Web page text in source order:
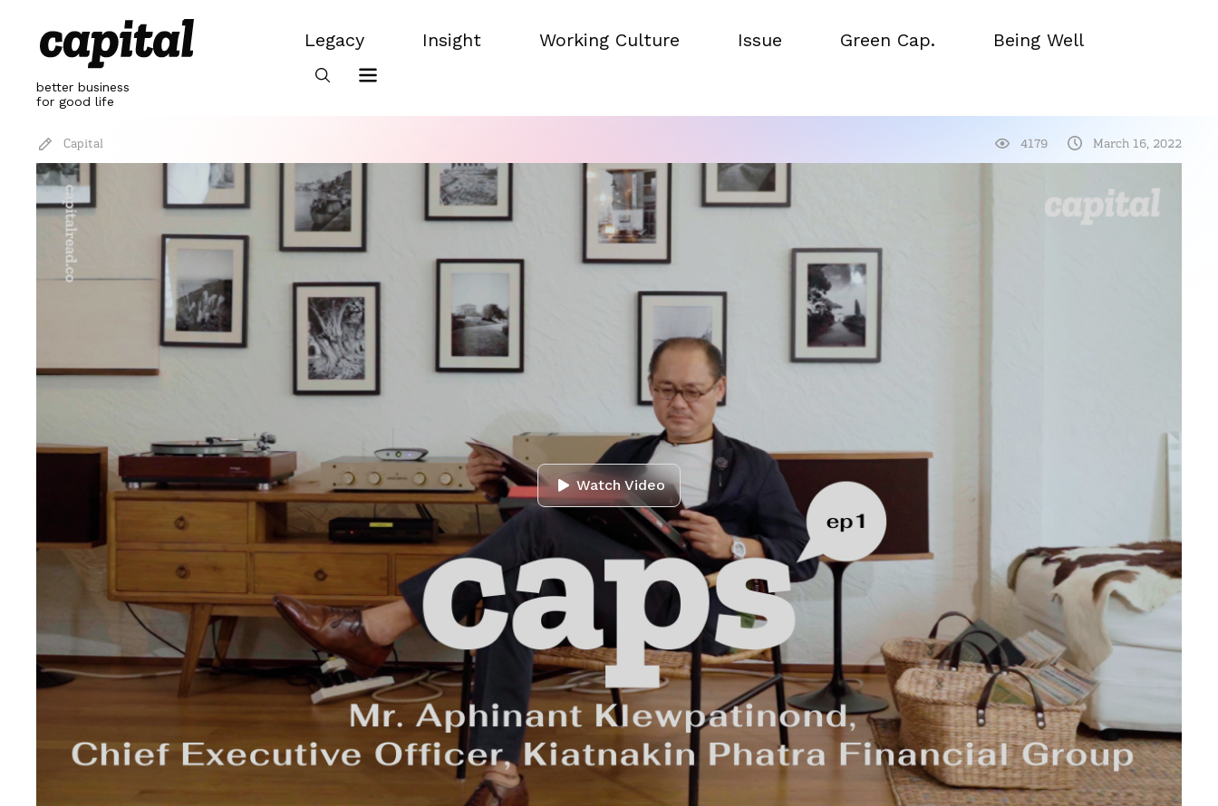
content
better business
for good life
Legacy
Legacy
Insight
Working Culture
Issue
Green Cap.
Being Well
Capital 4179 March 16, 2022
Watch Video